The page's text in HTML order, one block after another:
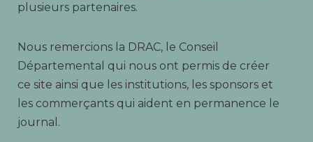
plusieurs partenaires.
Nous remercions la DRAC, le Conseil
Départemental qui nous ont permis de créer
ce site ainsi que les institutions, les sponsors et
les commerçants qui aident en permanence le
journal.